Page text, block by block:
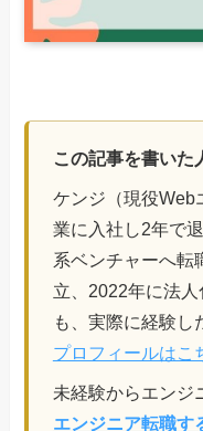
この記事を書いた
ケンジ（現役Web
業に入社し2年で
系ベンチャーへ
立、2022年に法
も、実際に経験し
プロフィールはこ
未経験からエンジ
エンジニア転職す